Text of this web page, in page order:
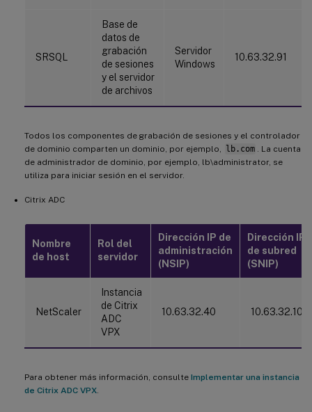
SRSQL
Base de
datos de
grabación
de sesiones
y el servidor
de archivos
Servidor
Windows
10.63.32.91
Todos los componentes de grabación de sesiones y el controlador
de dominio comparten un dominio, por ejemplo,
lb.com
. La cuenta
de administrador de dominio, por ejemplo, lb\administrator, se
utiliza para iniciar sesión en el servidor.
Citrix ADC
Nombre
de host
Rol del
servidor
Dirección IP de
administración
(NSIP)
Dirección IP
de subred
(SNIP)
NetScaler
Instancia
de Citrix
ADC
VPX
10.63.32.40 10.63.32.109
Para obtener más información, consulte Implementar una instancia
de Citrix ADC VPX